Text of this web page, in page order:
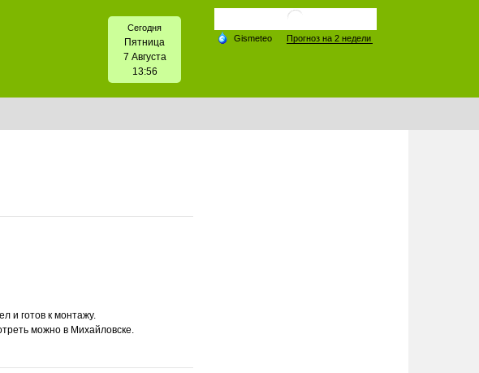
Сегодня
Пятница
7 Августа
13:56
и готов к монтажу.
можно в Михайловске.